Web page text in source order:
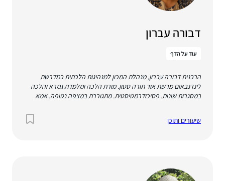
דבורה עברון
עוד על הדף
הרבנית דבורה עברון, מנהלת המכון למנהיגות הלכתית במדרשת
לינדנבאום מרשת אור תורה סטון. מורת הלכה ומלמדת גמרא והלכה
במסגרות שונות. פסיכודרמטיסטית. מתגוררת במצפה נטופה. אמא
שיעורים ותוכן